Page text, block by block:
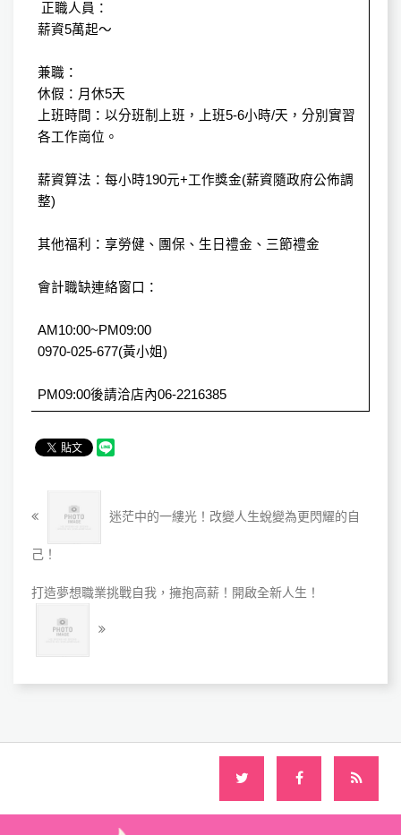
正職人員：
薪資5萬起～
兼職：
休假：月休5天
上班時間：以分班制上班，上班5-6小時/天，分別實習
各工作崗位。
薪資算法：每小時190元+工作獎金(薪資隨政府公佈調
整)
其他福利：享勞健、團保、生日禮金、三節禮金
會計職缺連絡窗口：
AM10:00~PM09:00
0970-025-677(黃小姐)
PM09:00後請洽店內06-2216385
迷茫中的一縷光！改變人生蛻變為更閃耀的自
己！
打造夢想職業挑戰自我，擁抱高薪！開啟全新人生！